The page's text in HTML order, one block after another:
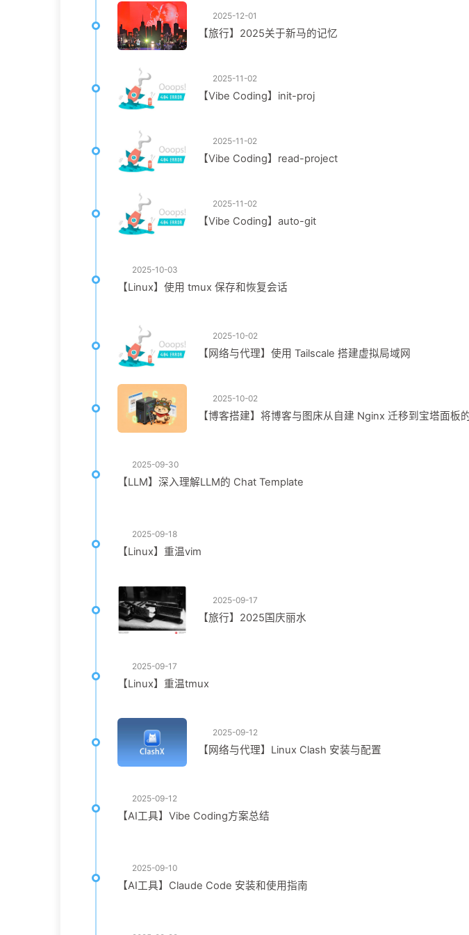
2025-12-01
【旅行】2025关于新马的记忆
2025-11-02
【Vibe Coding】init-proj
2025-11-02
【Vibe Coding】read-project
2025-11-02
【Vibe Coding】auto-git
2025-10-03
【Linux】使用 tmux 保存和恢复会话
2025-10-02
【网络与代理】使用 Tailscale 搭建虚拟局域网
2025-10-02
【博客搭建】将博客与图床从自建 Nginx 迁移到宝塔面板
2025-09-30
【LLM】深入理解LLM的 Chat Template
2025-09-18
【Linux】重温vim
2025-09-17
【旅行】2025国庆丽水
2025-09-17
【Linux】重温tmux
2025-09-12
【网络与代理】Linux Clash 安装与配置
2025-09-12
【AI工具】Vibe Coding方案总结
2025-09-10
【AI工具】Claude Code 安装和使用指南